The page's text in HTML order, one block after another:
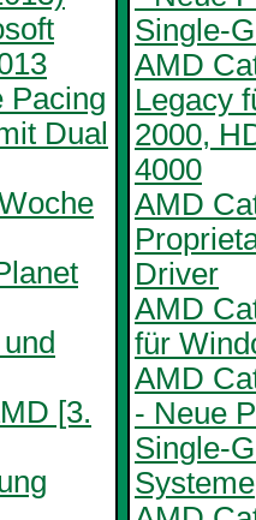
Pacing
Dual
[3.
Single-
AMD
Legacy
2000,
4000
AMD
Driver
AMD
für
AMD
- Neue
Single-
Systeme